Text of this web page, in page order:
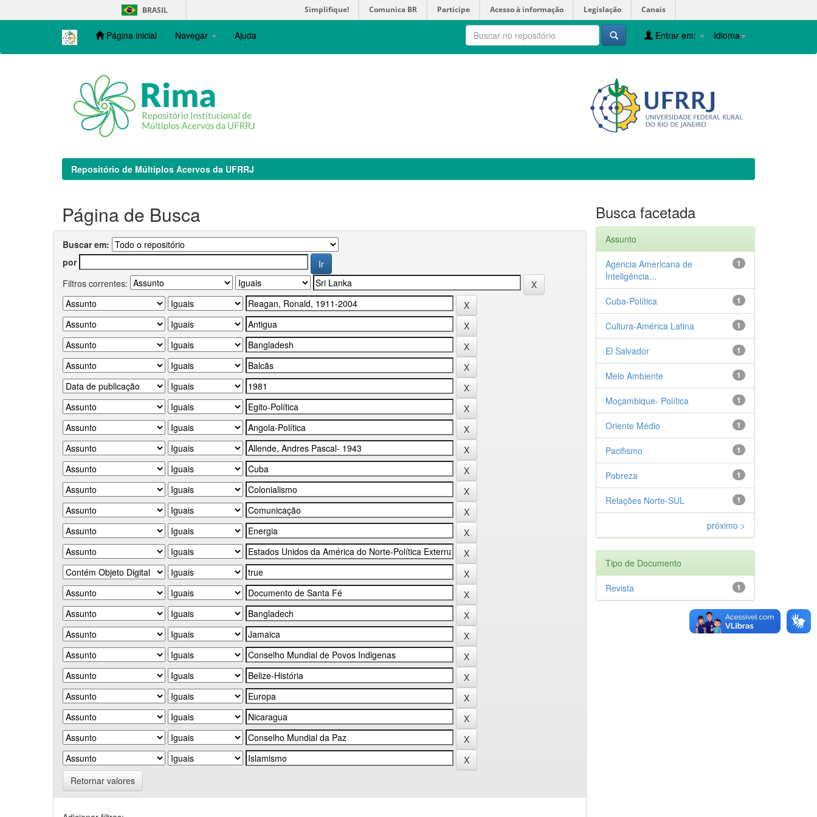
navigation
BRASIL Simplifique! Comunica BR Participe Acesso à informação Legislação Canais
Página inicial Navegar Ajuda Idioma
Entrar em:
Repositório de Múltiplos Acervos da UFRRJ
Página de Busca
Buscar em:
por
Filtros correntes:
Retornar valores
Busca facetada
Assunto
1
Agencia Americana de
Inteligência...
1
Cuba-Política
1
Cultura-América Latina
1
El Salvador
1
Meio Ambiente
1
Moçambique- Política
1
Oriente Médio
1
Pacifismo
1
Pobreza
1
Relações Norte-SUL
próximo >
Tipo de Documento
1
Revista